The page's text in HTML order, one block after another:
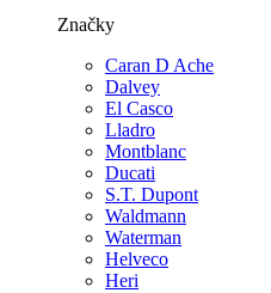
Značky
Caran D Ache
Dalvey
El Casco
Lladro
Montblanc
Ducati
S.T. Dupont
Waldmann
Waterman
Helveco
Heri